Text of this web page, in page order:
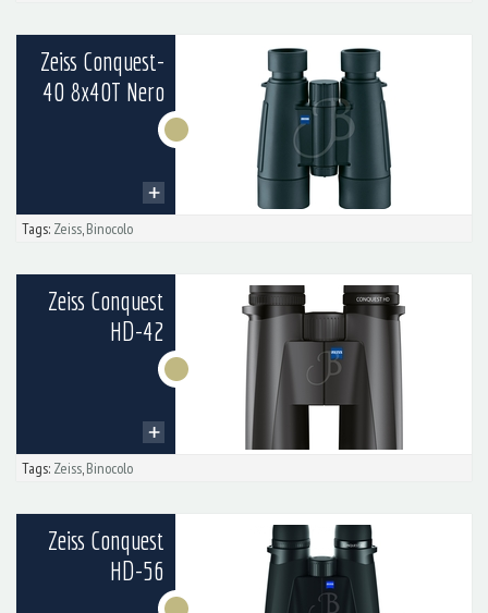
Zeiss Conquest-
40 8x40T Nero
Tags: Zeiss,Binocolo
Zeiss Conquest
HD-42
Tags: Zeiss,Binocolo
Zeiss Conquest
HD-56